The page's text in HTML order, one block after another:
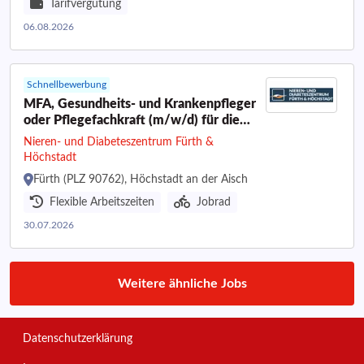
Tarifvergütung
06.08.2026
Schnellbewerbung
MFA, Gesundheits- und Krankenpfleger
oder Pflegefachkraft (m/w/d) für die
Dialyse
Nieren- und Diabeteszentrum Fürth &
Höchstadt
Fürth (PLZ 90762), Höchstadt an der Aisch
Flexible Arbeitszeiten
Jobrad
30.07.2026
Weitere ähnliche Jobs
Datenschutzerklärung